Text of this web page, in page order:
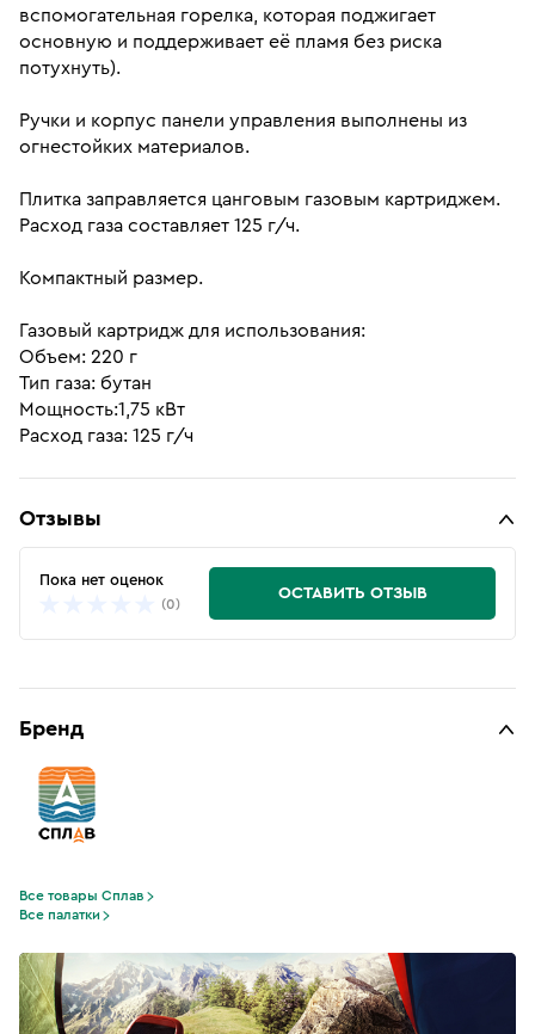
вспомогательная горелка, которая поджигает
основную и поддерживает её пламя без риска
потухнуть).
Ручки и корпус панели управления выполнены из
огнестойких материалов.
Плитка заправляется цанговым газовым картриджем.
Расход газа составляет 125 г/ч.
Компактный размер.
Газовый картридж для использования:
Объем: 220 г
Тип газа: бутан
Мощность:1,75 кВт
Расход газа: 125 г/ч
Отзывы
Пока нет оценок
(0)
ОСТАВИТЬ ОТЗЫВ
Бренд
Все товары Сплав
Все палатки